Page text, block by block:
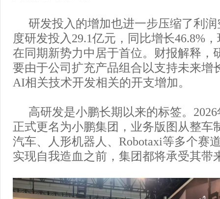
研发投入的增加也进一步压缩了利
度研发投入29.1亿元，同比增长46.8%
在同期新势力中居于首位。财报解释，
要由于公司扩充产品组合以支持未来增
AI相关技术开发相关的开支增加。
高研发是小鹏长期以来的标签。
正式更名为小鹏集团，业务版图从整车
汽车、人形机器人、Robotaxi等多个赛
实现自我造血之前，集团都将承受其带